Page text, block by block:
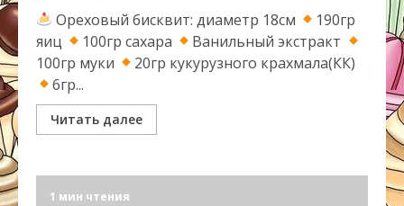
Ореховый бисквит: диаметр 18см
190гр
яиц
100гр сахара
Ванильный экстракт
100гр муки
20гр кукурузного крахмала(КК)
6гр...
Читать далее
1 мин чтения